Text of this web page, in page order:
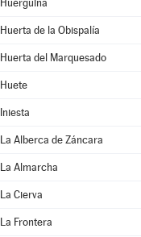
Huérguina
Huerta de la Obispalía
Huerta del Marquesado
Huete
Iniesta
La Alberca de Záncara
La Almarcha
La Cierva
La Frontera